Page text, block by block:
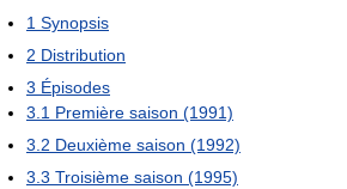
1 Synopsis
2 Distribution
3 Épisodes
3.1 Première saison (1991)
3.2 Deuxième saison (1992)
3.3 Troisième saison (1995)